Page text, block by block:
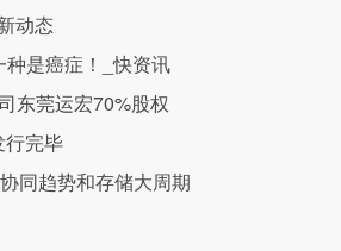
动态
是癌症！_快资讯
东莞运宏70%股权
行完毕
同趋势和存储大周期